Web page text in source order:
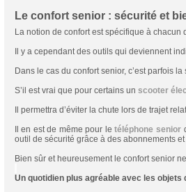
Le confort senior : sécurité et
La notion de confort est spécifique à
Il y a cependant des outils qui deviennent
Dans le cas du confort senior, c’est parfois
S’il est vrai que pour certains un scooter
Il permettra d’éviter la chute lors de trajet
Il en est de même pour letéléphone senior
outil de sécurité grâce à des abonnements
Bien sûr et heureusement le confort senior
Un quotidien plus agréable avec les objets